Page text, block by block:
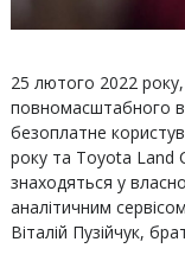
25 лютого 2022
повномасштабного
безоплатне
року та Toyota Land
знаходяться у
аналітичним
Віталій Пузійчук,